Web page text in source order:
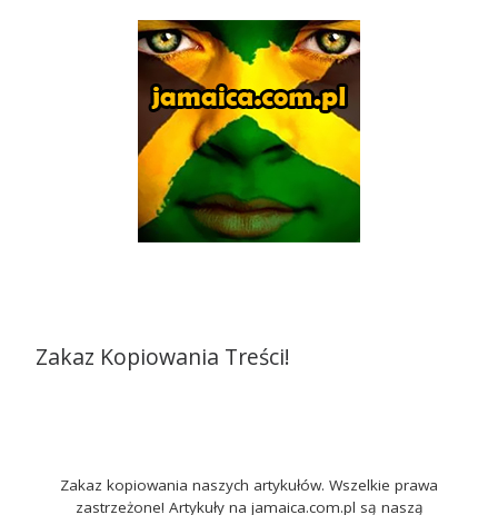
Zakaz Kopiowania Treści!
Zakaz kopiowania naszych artykułów. Wszelkie prawa
zastrzeżone! Artykuły na jamaica.com.pl są naszą